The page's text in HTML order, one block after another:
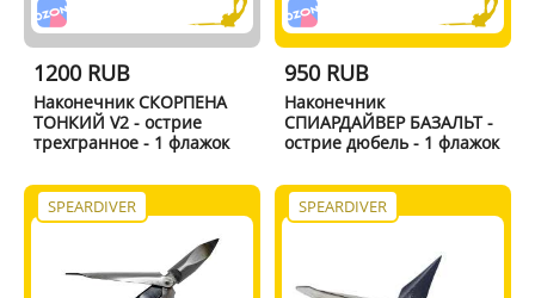
1200 RUB
Наконечник СКОРПЕНА
ТОНКИЙ V2 - острие
трехгранное - 1 флажок
950 RUB
Наконечник
СПИАРДАЙВЕР БАЗАЛЬТ -
острие дюбель - 1 флажок
SPEARDIVER SPEARDIVER